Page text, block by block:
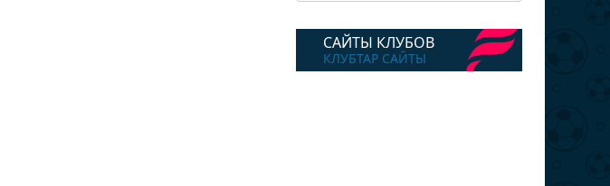
САЙТЫ КЛУБОВ
КЛУБТАР САЙТЫ